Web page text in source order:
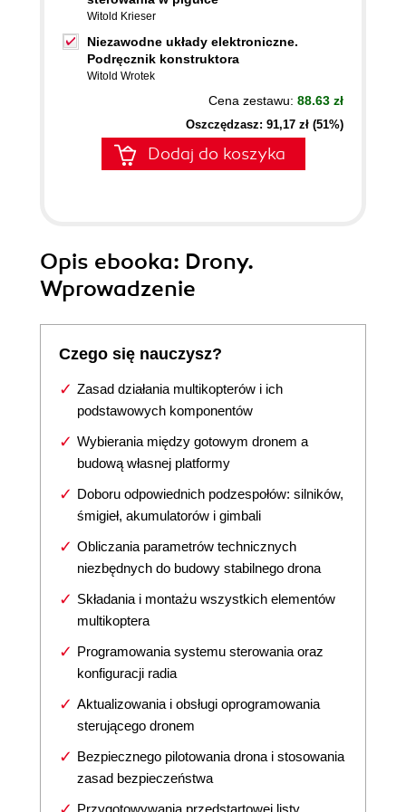
Witold Krieser
Niezawodne układy elektroniczne.
Podręcznik konstruktora
Witold Wrotek
Cena zestawu: 88.63 zł
Oszczędzasz: 91,17 zł (51%)
Dodaj do koszyka
Opis ebooka: Drony.
Wprowadzenie
Czego się nauczysz?
Zasad działania multikopterów i ich
podstawowych komponentów
Wybierania między gotowym dronem a
budową własnej platformy
Doboru odpowiednich podzespołów: silników,
śmigieł, akumulatorów i gimbali
Obliczania parametrów technicznych
niezbędnych do budowy stabilnego drona
Składania i montażu wszystkich elementów
multikoptera
Programowania systemu sterowania oraz
konfiguracji radia
Aktualizowania i obsługi oprogramowania
sterującego dronem
Bezpiecznego pilotowania drona i stosowania
zasad bezpieczeństwa